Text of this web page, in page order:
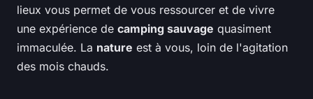
lieux vous permet de vous ressourcer et de vivre
une expérience de camping sauvage quasiment
immaculée. La nature est à vous, loin de l'agitation
des mois chauds.